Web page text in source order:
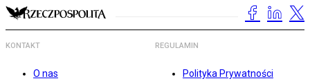
KONTAKT
O nas
REGULAMIN
Polityka Prywatności